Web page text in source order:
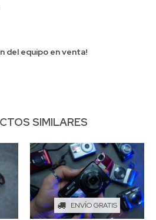
del equipo en venta!
SIMILARES
ENVÍO GRATIS